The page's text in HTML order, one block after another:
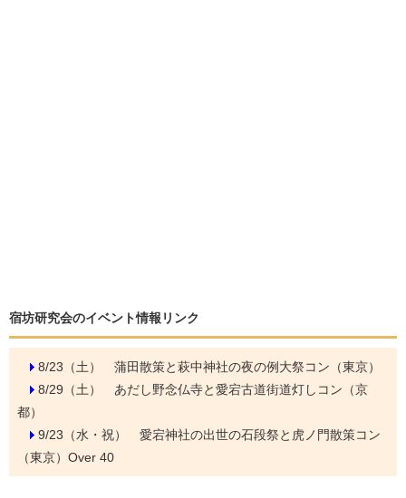
宿坊研究会のイベント情報リンク
8/23（土） 蒲田散策と萩中神社の夜の例大祭コン（東京）
8/29（土） あだし野念仏寺と愛宕古道街道灯しコン（京
都）
9/23（水・祝） 愛宕神社の出世の石段祭と虎ノ門散策コン
（東京）Over 40